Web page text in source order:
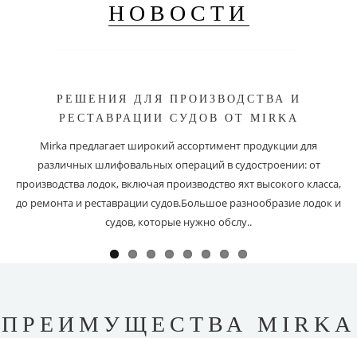
НОВОСТИ
РЕШЕНИЯ ДЛЯ ПРОИЗВОДСТВА И
РЕСТАВРАЦИИ СУДОВ ОТ MIRKA
Mirka предлагает широкий ассортимент продукции для
различных шлифовальных операций в судостроении: от
производства лодок, включая производство яхт высокого класса,
до ремонта и реставрации судов.Большое разнообразие лодок и
судов, которые нужно обслу..
ПРЕИМУЩЕСТВА MIRKA